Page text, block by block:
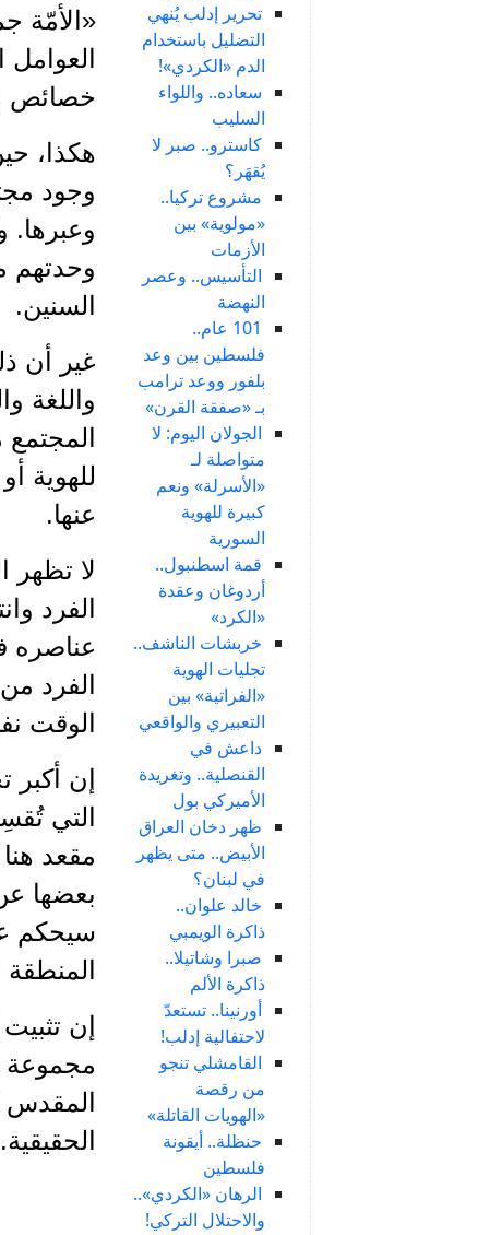
تحرير إدلب يُنهي
التضليل باستخدام
الدم «الكردي»!
سعاده.. واللواء
السليب
كاسترو.. صبر لا
يُقهَر؟
مشروع تركيا..
«مولوية» بين
الأزمات
التأسيس.. وعصر
النهضة
101 عام..
فلسطين بين وعد
بلفور ووعد ترامب
بـ «صفقة القرن»
الجولان اليوم: لا
متواصلة لـ
«الأسرلة» ونعم
كبيرة للهوية
السورية
قمة اسطنبول..
أردوغان وعقدة
«الكرد»
خربشات الناشف..
تجليات الهوية
«الفراتية» بين
التعبيري والواقعي
داعش في
القنصلية.. وتغريدة
الأميركي بول
ظهر دخان العراق
الأبيض.. متى يظهر
في لبنان؟
خالد علوان..
ذاكرة الويمبي
صبرا وشاتيلا..
ذاكرة الألم
أورنينا.. تستعدّ
لاحتفالية إدلب!
القامشلي تنجو
من رقصة
«الهويات القاتلة»
حنظلة.. أيقونة
فلسطين
الرهان «الكردي»..
والاحتلال التركي!
«الأمّة
خصائص
هكذا،
وجود
وعبرها.
وحدتهم
السنين.
غير أن
واللغة
للهوية
عنها.
لا تظهر
الفرد
عناصره
الفرد
الوقت
إن
التي
مقعد
بعضها
سيحكم
المنطقة
إن
مجموعة
الحقيقية.